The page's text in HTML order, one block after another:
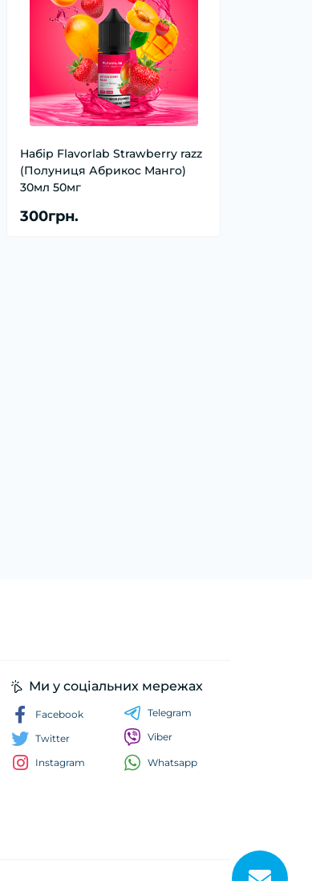
Набір Flavorlab Strawberry razz
(Полуниця Абрикос Манго)
30мл 50мг
300грн.
Ми у соціальних мережах
Facebook
Twitter
Instagram
Telegram
Viber
Whatsapp